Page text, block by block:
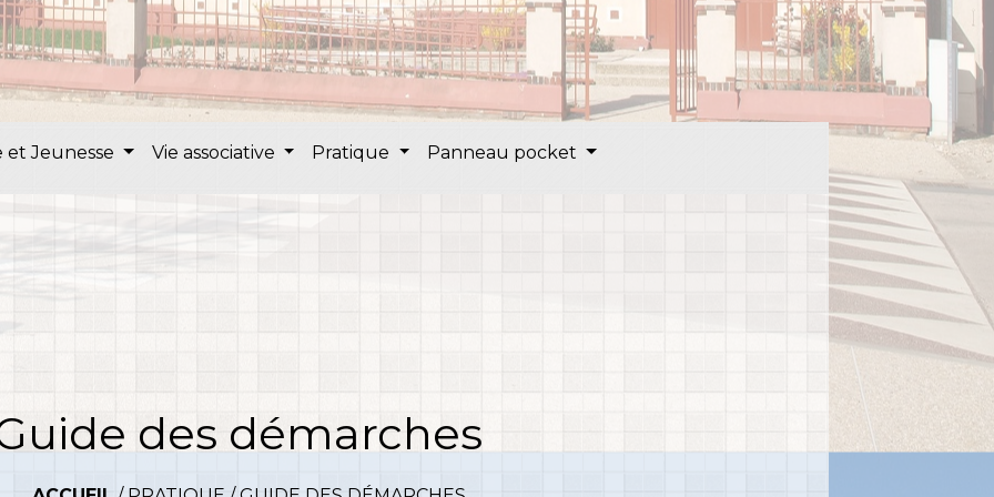
et Jeunesse Vie associative Pratique Panneau pocket
des démarches